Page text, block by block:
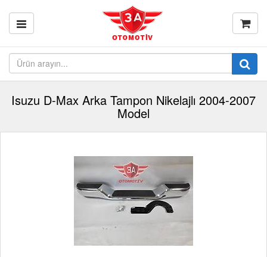
Isuzu D-Max Arka Tampon Nikelajlı 2004-2007
Model